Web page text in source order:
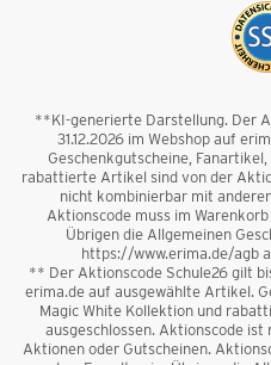
**KI-generierte Darstellung. Der
31.12.2026 im Webshop auf
Geschenkgutscheine,
rabattierte Artikel sind von der
nicht kombinierbar mit
Aktionscode muss im
Übrigen die Allgemeinen
https://www.erima.de/agb
** Der Aktionscode Schule26 gilt
erima.de auf ausgewählte Artikel.
Magic White Kollektion und
ausgeschlossen. Aktionscode
Aktionen oder Gutscheinen.